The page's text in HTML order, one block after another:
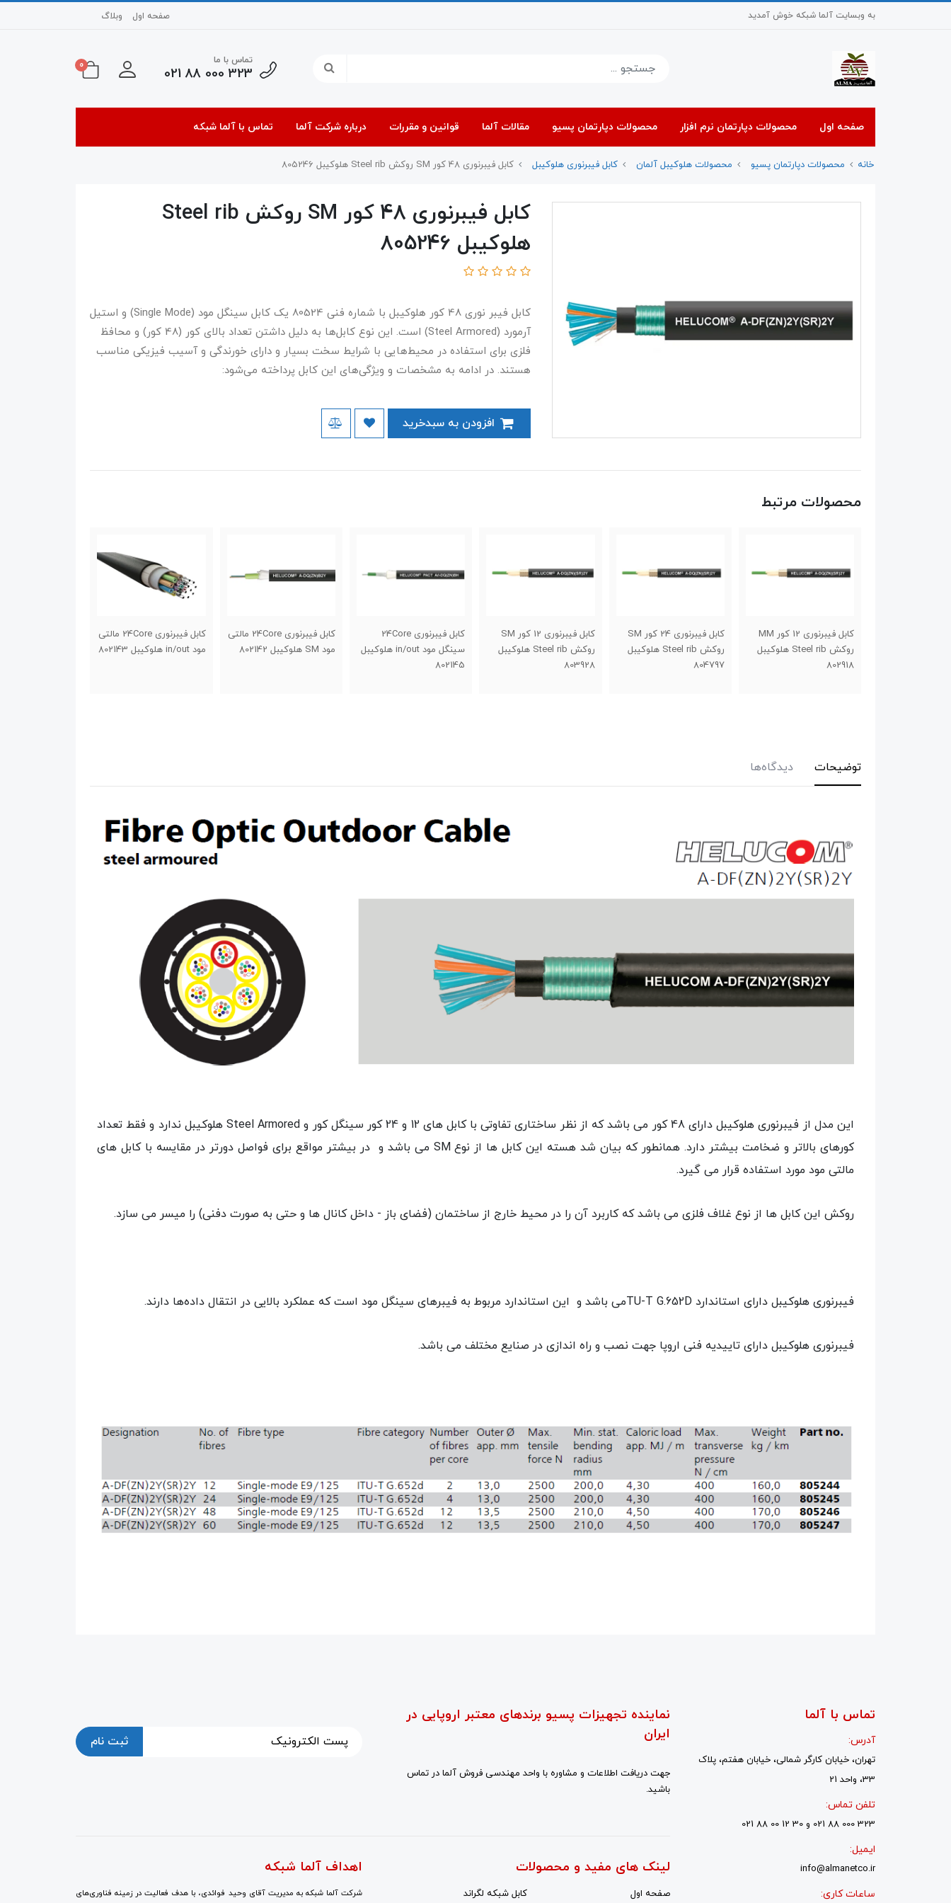
به وبسایت آلما شبکه خوش آمدید صفحه اول وبلاگ
تماس با ما
323 000 88 021
0
صفحه اول محصولات دپارتمان نرم افزار محصولات دپارتمان پسیو مقالات آلما قوانین و مقررات درباره شرکت آلما تماس با آلما شبکه
خانه محصولات دپارتمان پسیو محصولات هلوکیبل آلمان کابل فیبرنوری هلوکیبل کابل فیبرنوری 48 کور SM روکش Steel rib هلوکیبل 805246
کابل فیبرنوری 48 کور SM روکش Steel rib
هلوکیبل 805246
کابل فیبر نوری 48 کور هلوکیبل با شماره فنی 80524 یک کابل سینگل مود (Single Mode) و استیل
آرمورد (Steel Armored) است. این نوع کابل‌ها به دلیل داشتن تعداد بالای کور (48 کور) و محافظ
فلزی برای استفاده در محیط‌هایی با شرایط سخت بسیار و دارای خورندگی و آسیب فیزیکی مناسب
هستند. در ادامه به مشخصات و ویژگی‌های این کابل پرداخته می‌شود:
محصولات مرتبط
کابل فیبرنوری 24 کور SM
روکش Steel rib هلوکیبل
804797
کابل فیبرنوری 12 کور SM
روکش Steel rib هلوکیبل
803928
کابل فیبرنوری 24Core
سینگل مود in/out هلوکیبل
802145
مود SM هلوکیبل 802142
کابل فیبرنوری 24Core مالتی
مود in/out هلوکیبل 802143
کابل فیبرنوری 12Core مالتی
مود OM2 هلوکیبل 80045
توضیحات دیدگاه‌ها
این مدل از فیبرنوری هلوکیبل دارای 48 کور می باشد که از نظر ساختاری تفاوتی با کابل های 12 و 24 کور سینگل کور و Steel Armored هلوکیبل ندارد و فقط تعداد
کورهای بالاتر و ضخامت بیشتر دارد. همانطور که بیان شد هسته این کابل ها از نوع SM می باشد و در بیشتر مواقع برای فواصل دورتر در مقایسه با کابل های
مالتی مود مورد استفاده قرار می گیرد.
روکش این کابل ها از نوع غلاف فلزی می باشد که کاربرد آن را در محیط خارج از ساختمان (فضای باز - داخل کانال ها و حتی به صورت دفنی) را میسر می سازد.
فیبرنوری هلوکیبل دارای استاندارد TU-T G.652Dمی باشد و این استاندارد مربوط به فیبرهای سینگل مود است که عملکرد بالایی در انتقال داده‌ها دارند.
فیبرنوری هلوکیبل دارای تاییدیه فنی اروپا جهت نصب و راه اندازی در صنایع مختلف می باشد.
تماس با آلما
آدرس:
تهران، خیابان کارگر شمالی، خیابان هفتم، پلاک
33، واحد 21
تلفن تماس:
323 000 88 021 و 30 12 00 88 021
ایمیل:
info@almanetco.ir
ساعات کاری:
نماینده تجهیزات پسیو برندهای معتبر اروپایی در
ایران
جهت دریافت اطلاعات و مشاوره با واحد مهندسی فروش آلما در تماس
باشید.
ثبت نام
لینک های مفید و محصولات
صفحه اول کابل شبکه لگراند
اهداف آلما شبکه
شرکت آلما شبکه به مدیریت آقای وحید فوائدی، با هدف فعالیت در زمینه فناوری‌های